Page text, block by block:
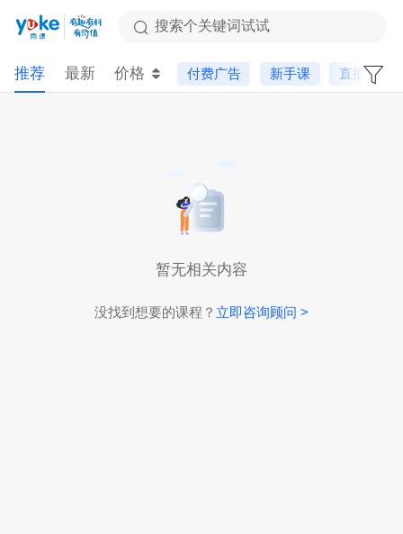
搜索个关键词试试
推荐 最新 价格 付费广告 新手课 直播课
暂无相关内容
没找到想要的课程？ 立即咨询顾问 >